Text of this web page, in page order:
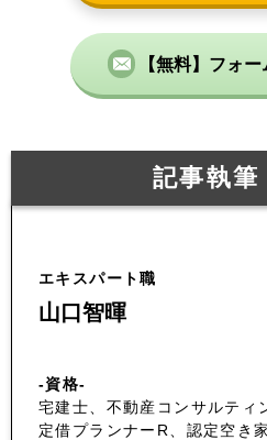
【無料】フォ
記事執筆
エキスパート職
山口智暉
-資格-
宅建士、不動産コンサルティ
定借プランナーR、認定空き